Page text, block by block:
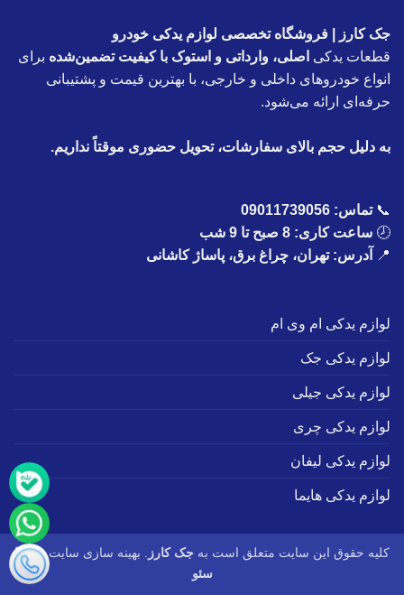
جک کارز | فروشگاه تخصصی لوازم یدکی خودرو
قطعات یدکی اصلی، وارداتی و استوک با کیفیت تضمین‌شده برای
انواع خودروهای داخلی و خارجی، با بهترین قیمت و پشتیبانی
حرفه‌ای ارائه می‌شود.
به دلیل حجم بالای سفارشات، تحویل حضوری موقتاً نداریم.
📞تماس: 09011739056
🕗 ساعت کاری: 8 صبح تا 9 شب
📍
آدرس: تهران، چراغ برق، پاساژ کاشانی
لوازم یدکی ام وی ام
لوازم یدکی جک
لوازم یدکی جیلی
لوازم یدکی چری
لوازم یدکی لیفان
لوازم یدکی هایما
کلیه حقوق این سایت متعلق است به جک کارز . بهینه سازی سایت :طاها
سئو